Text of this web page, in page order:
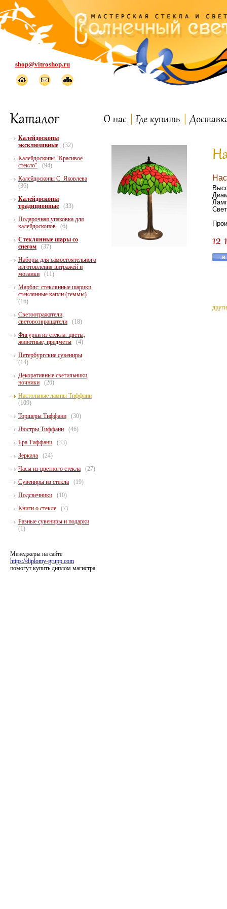
shop@vitroshop.ru
Калейдоскопы
эксклюзивные
(32)
Калейдоскопы "Красивое
стекло"
(94)
Калейдоскопы С. Яковлева
(36)
Калейдоскопы
традиционные
(33)
Подарочная упаковка для
калейдоскопов
(6)
Стеклянные шары со
снегом
(37)
Наборы для самостоятельного
изготовления витражей и
мозаики
(11)
Марблс: стеклянные шарики,
стеклянные капли (геммы)
(16)
Светоотражатели,
световозвращатели
(18)
Фигурки из стекла: цветы,
животные, предметы
(4)
Петербургские сувениры
(14)
Декоративные светильники,
ночники
(26)
Настольные лампы Тиффани
(109)
Торшеры Тиффани
(30)
Люстры Тиффани
(46)
Бра Тиффани
(33)
Зеркала
(24)
Часы из цветного стекла
(27)
Сувениры из стекла
(19)
Подсвечники
(10)
Книги о стекле
(7)
Разные сувениры и подарки
(1)
Менеджеры на сайте
https://diplomy-grupp.com
помогут купить диплом магистра